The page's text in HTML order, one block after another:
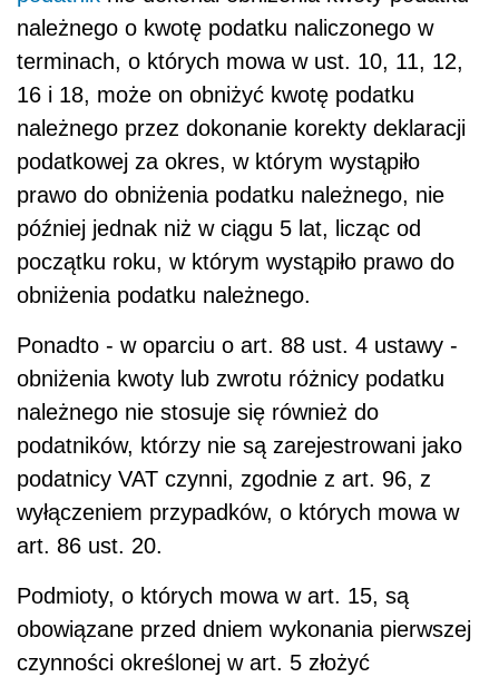
należnego o kwotę podatku naliczonego w
terminach, o których mowa w ust. 10, 11, 12,
16 i 18, może on obniżyć kwotę podatku
należnego przez dokonanie korekty deklaracji
podatkowej za okres, w którym wystąpiło
prawo do obniżenia podatku należnego, nie
później jednak niż w ciągu 5 lat, licząc od
początku roku, w którym wystąpiło prawo do
obniżenia podatku należnego.
Ponadto - w oparciu o art. 88 ust. 4 ustawy -
obniżenia kwoty lub zwrotu różnicy podatku
należnego nie stosuje się również do
podatników, którzy nie są zarejestrowani jako
podatnicy VAT czynni, zgodnie z art. 96, z
wyłączeniem przypadków, o których mowa w
art. 86 ust. 20.
Podmioty, o których mowa w art. 15, są
obowiązane przed dniem wykonania pierwszej
czynności określonej w art. 5 złożyć